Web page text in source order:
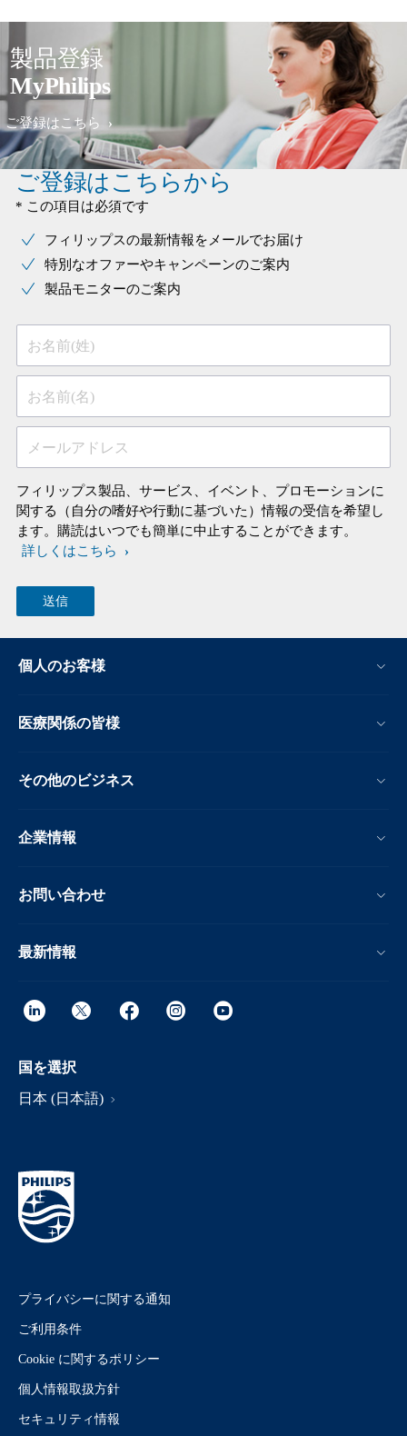
製品登録
MyPhilips
ご登録はこちら
ご登録はこちらから
* この項目は必須です
フィリップスの最新情報をメールでお届け
特別なオファーやキャンペーンのご案内
製品モニターのご案内
お名前(姓)
お名前(名)
メールアドレス
フィリップス製品、サービス、イベント、プロモーションに
関する（自分の嗜好や行動に基づいた）情報の受信を希望し
ます。購読はいつでも簡単に中止することができます。
詳しくはこちら
個人のお客様
医療関係の皆様
その他のビジネス
企業情報
お問い合わせ
最新情報
国を選択
日本 (日本語)
プライバシーに関する通知
ご利用条件
Cookie に関するポリシー
個人情報取扱方針
セキュリティ情報